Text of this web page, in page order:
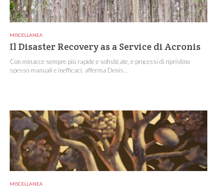
MISCELLANEA
Il Disaster Recovery as a Service di Acronis
Con minacce sempre più rapide e sofisticate, e processi di ripristino
spesso manuali e inefficaci, afferma Denis...
MISCELLANEA